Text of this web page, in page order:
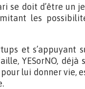
se doit d’être un
les
et s’appuyant
YESorNO,
lui donner vie,